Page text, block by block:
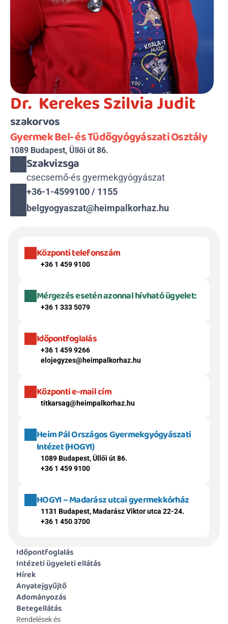
Dr.  Kerekes Szilvia Judit
szakorvos
Gyermek Bel- és Tüdőgyógyászati Osztály
1089 Budapest, Üllői út 86.
Szakvizsga
csecsemő-és gyermekgyógyászat
+36-1-4599100 / 1155
belgyogyaszat@heimpalkorhaz.hu
Központi telefonszám
+36 1 459 9100
Mérgezés esetén azonnal hívható ügyelet:
+36 1 333 5079
Időpontfoglalás
+36 1 459 9266
elojegyzes@heimpalkorhaz.hu
Központi e-mail cím
titkarsag@heimpalkorhaz.hu
Heim Pál Országos Gyermekgyógyászati
Intézet (HOGYI)
1089 Budapest, Üllői út 86.
+36 1 459 9100
HOGYI – Madarász utcai gyermekkórház
1131 Budapest, Madarász Viktor utca 22-24.
+36 1 450 3700
Időpontfoglalás
Intézeti ügyeleti ellátás
Hírek
Anyatejgyűjtő
Adományozás
Betegellátás
Rendelések és